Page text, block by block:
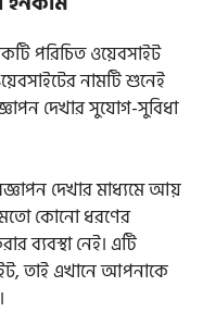
পরিচিত ওয়েবসাইট
নামটি শুনেই
দেখার সুযোগ-সুবিধা
দেখার মাধ্যমে আয়
মতো কোনো ধরণের
ব্যবস্থা নেই। এটি
তাই এখানে আপনাকে